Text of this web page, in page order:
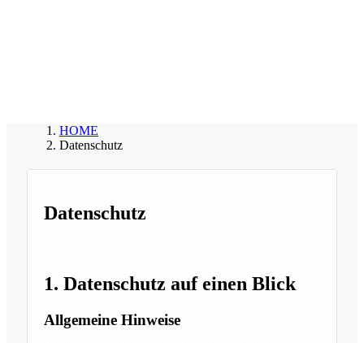
HOME
Datenschutz
Datenschutz
1. Datenschutz auf einen Blick
Allgemeine Hinweise